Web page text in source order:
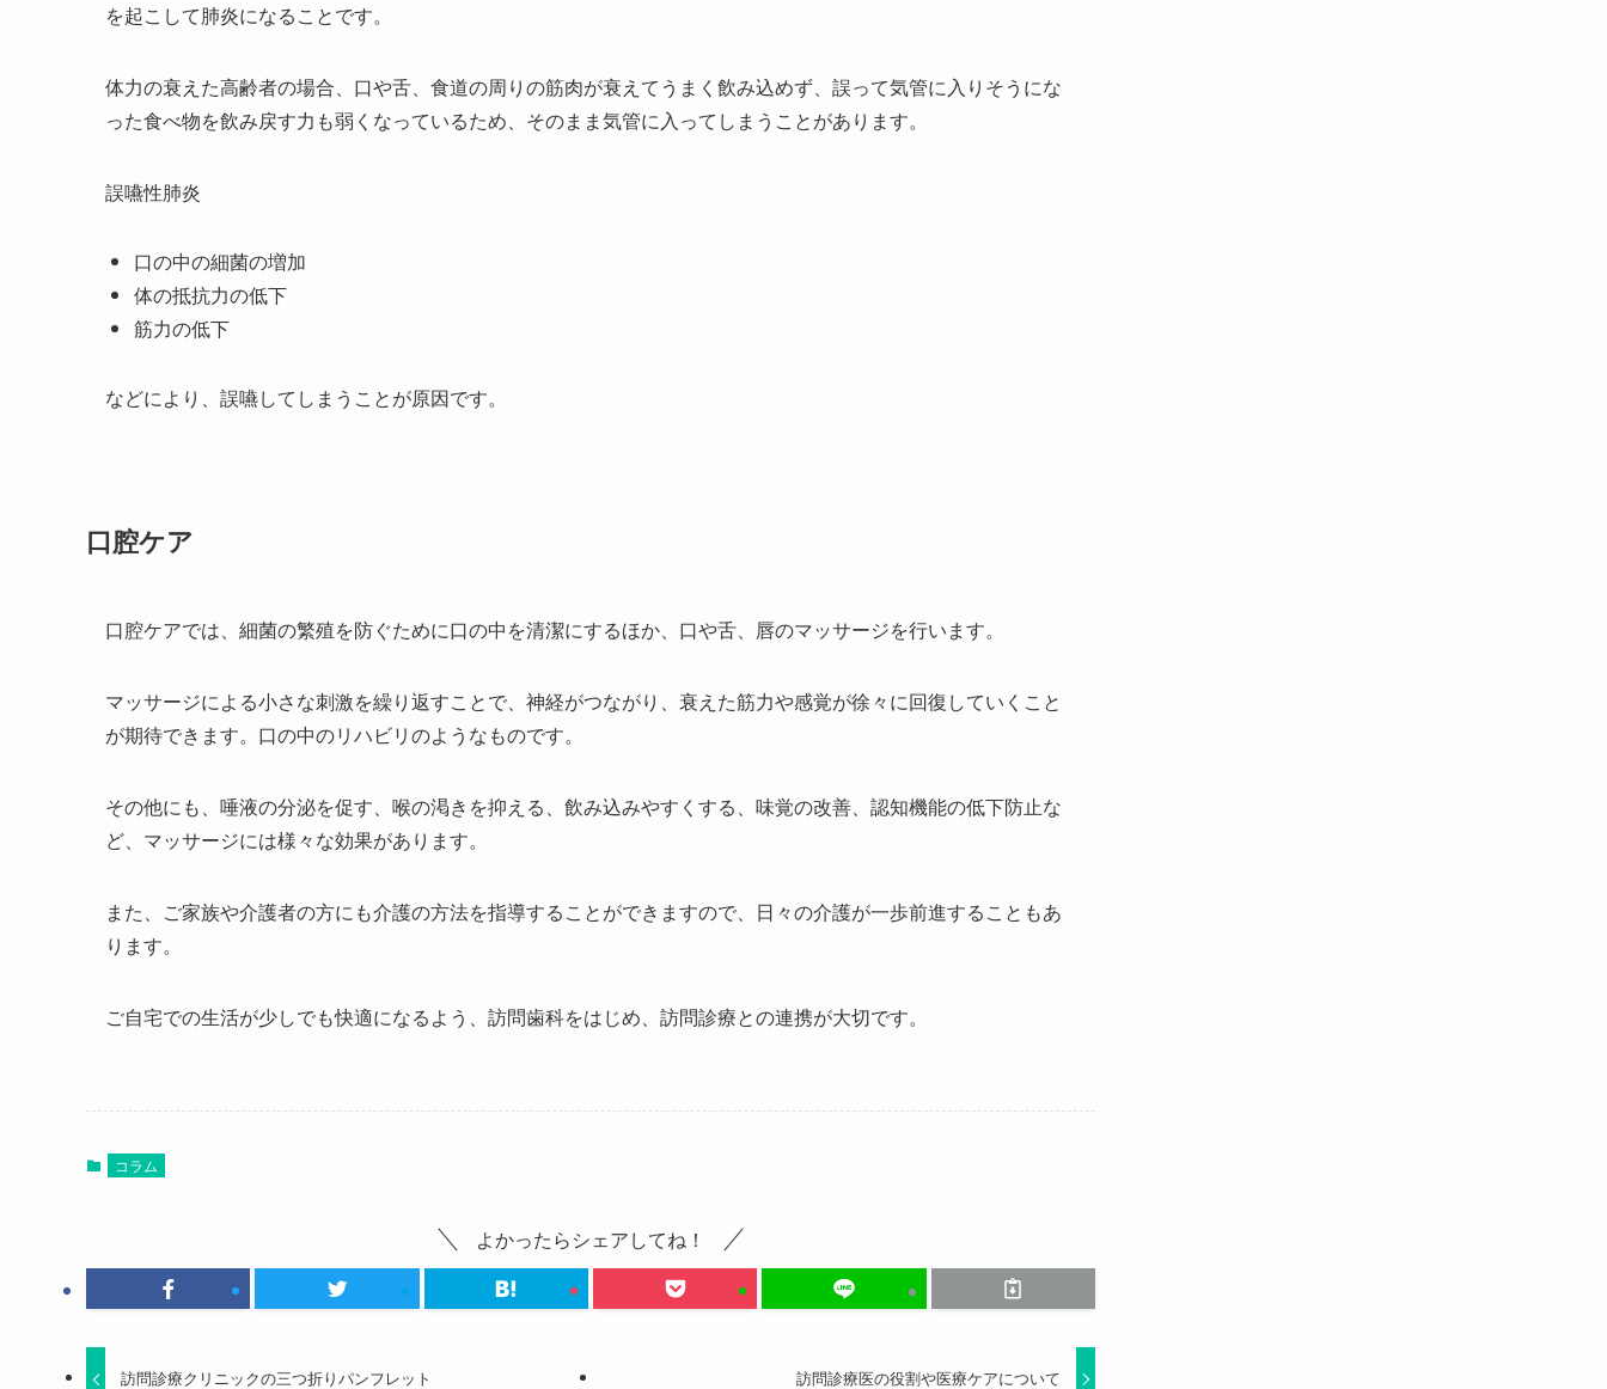
を起こして肺炎になることです。
体力の衰えた高齢者の場合、口や舌、食道の周りの筋肉が衰えてうまく飲み込めず、誤って気管に入りそうにな
った食べ物を飲み戻す力も弱くなっているため、そのまま気管に入ってしまうことがあります。
誤嚥性肺炎
口の中の細菌の増加
体の抵抗力の低下
筋力の低下
などにより、誤嚥してしまうことが原因です。
口腔ケア
口腔ケアでは、細菌の繁殖を防ぐために口の中を清潔にするほか、口や舌、唇のマッサージを行います。
マッサージによる小さな刺激を繰り返すことで、神経がつながり、衰えた筋力や感覚が徐々に回復していくこと
が期待できます。口の中のリハビリのようなものです。
その他にも、唾液の分泌を促す、喉の渇きを抑える、飲み込みやすくする、味覚の改善、認知機能の低下防止な
ど、マッサージには様々な効果があります。
また、ご家族や介護者の方にも介護の方法を指導することができますので、日々の介護が一歩前進することもあ
ります。
ご自宅での生活が少しでも快適になるよう、訪問歯科をはじめ、訪問診療との連携が大切です。
コラム
よかったらシェアしてね！
訪問診療クリニックの三つ折りパンフレット 訪問診療医の役割や医療ケアについて